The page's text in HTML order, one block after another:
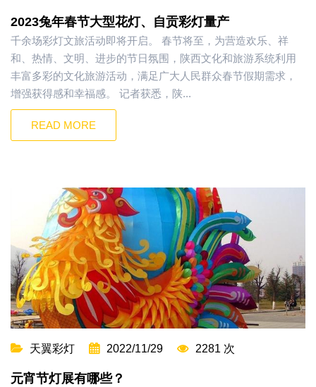
2023兔年春节大型花灯、自贡彩灯量产
千余场彩灯文旅活动即将开启。 春节将至，为营造欢乐、祥
和、热情、文明、进步的节日氛围，陕西文化和旅游系统利用
丰富多彩的文化旅游活动，满足广大人民群众春节假期需求，
增强获得感和幸福感。 记者获悉，陕...
READ MORE
天翼彩灯 2022/11/29 2281 次
元宵节灯展有哪些？